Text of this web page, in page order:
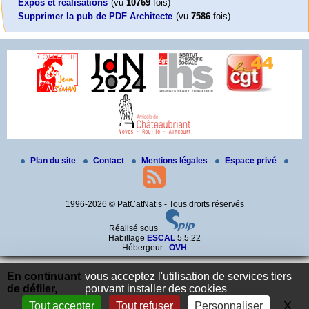
En continuant
de défiler,
vous acceptez l'utilisation de services tiers
pouvant installer des cookies
Tout accepter
Tout refuser Personnaliser X
Expos et réalisations (vu 10769 fois)
Supprimer la pub de PDF Architecte (vu 7586 fois)
Plan du site Contact Mentions légales Espace privé
1996-2026 © PatCatNat’s - Tous droits réservés
Réalisé sous
Habillage ESCAL 5.5.22
Hébergeur : OVH